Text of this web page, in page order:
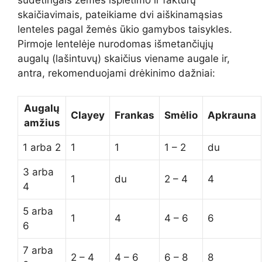
skaičiavimais, pateikiame dvi aiškinamąsias
lenteles pagal žemės ūkio gamybos taisykles.
Pirmoje lentelėje nurodomas išmetančiųjų
augalų (lašintuvų) skaičius viename augale ir,
antra, rekomenduojami drėkinimo dažniai:
Augalų
amžius
Clayey Frankas Smėlio Apkrauna
1 arba 2 1 1 1 – 2 du
3 arba
4
1 du 2 – 4 4
5 arba
6
1 4 4 – 6 6
7 arba
2 – 4 4 – 6 6 – 8 8